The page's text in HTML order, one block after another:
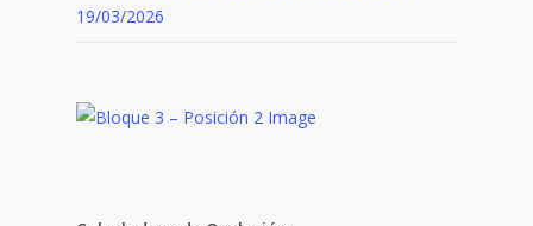
19/03/2026